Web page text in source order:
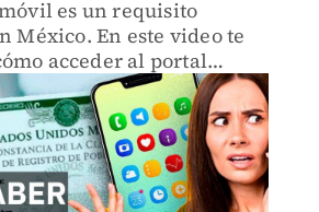
es un requisito
México. En este video te
acceder al portal
cuántas y cuáles
están registradas bajo